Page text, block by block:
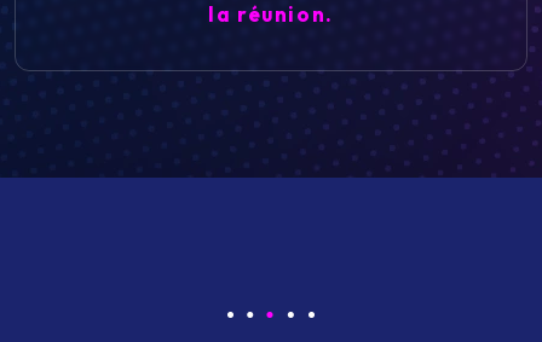
la réunion.